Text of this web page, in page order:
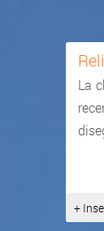
La
+